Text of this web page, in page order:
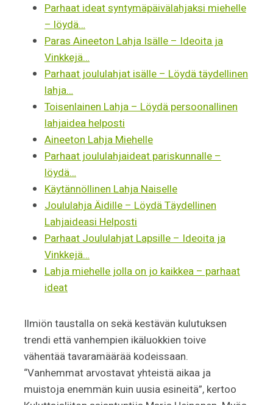
Parhaat ideat syntymäpäivälahjaksi miehelle
– löydä…
Paras Aineeton Lahja Isälle – Ideoita ja
Vinkkejä…
Parhaat joululahjat isälle – Löydä täydellinen
lahja…
Toisenlainen Lahja – Löydä persoonallinen
lahjaidea helposti
Aineeton Lahja Miehelle
Parhaat joululahjaideat pariskunnalle –
löydä…
Käytännöllinen Lahja Naiselle
Joululahja Äidille – Löydä Täydellinen
Lahjaideasi Helposti
Parhaat Joululahjat Lapsille – Ideoita ja
Vinkkejä…
Lahja miehelle jolla on jo kaikkea – parhaat
ideat
Ilmiön taustalla on sekä kestävän kulutuksen
trendi että vanhempien ikäluokkien toive
vähentää tavaramäärää kodeissaan.
“Vanhemmat arvostavat yhteistä aikaa ja
muistoja enemmän kuin uusia esineitä”, kertoo